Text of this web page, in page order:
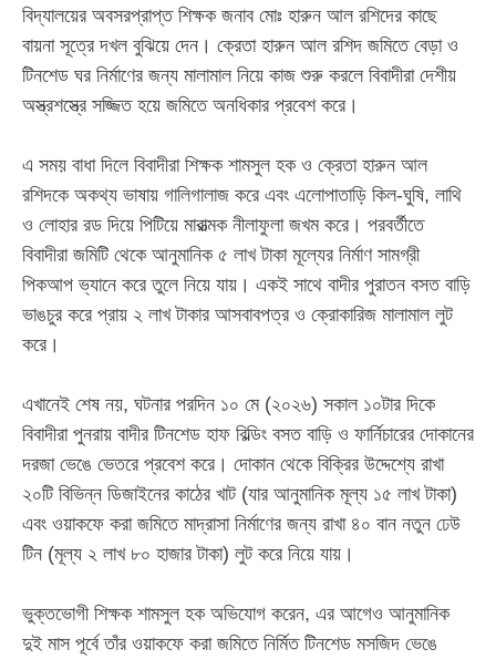
বিদ্যালয়ের অবসরপ্রাপ্ত শিক্ষক জনাব মোঃ হারুন আল রশিদের কাছে
বায়না সূত্রে দখল বুঝিয়ে দেন। ক্রেতা হারুন আল রশিদ জমিতে বেড়া ও
টিনশেড ঘর নির্মাণের জন্য মালামাল নিয়ে কাজ শুরু করলে বিবাদীরা দেশীয়
অস্ত্রশস্ত্রে সজ্জিত হয়ে জমিতে অনধিকার প্রবেশ করে।
‎​এ সময় বাধা দিলে বিবাদীরা শিক্ষক শামসুল হক ও ক্রেতা হারুন আল
রশিদকে অকথ্য ভাষায় গালিগালাজ করে এবং এলোপাতাড়ি কিল-ঘুষি, লাথি
ও লোহার রড দিয়ে পিটিয়ে মারাত্মক নীলাফুলা জখম করে। পরবর্তীতে
বিবাদীরা জমিটি থেকে আনুমানিক ৫ লাখ টাকা মূল্যের নির্মাণ সামগ্রী
পিকআপ ভ্যানে করে তুলে নিয়ে যায়। একই সাথে বাদীর পুরাতন বসত বাড়ি
ভাঙচুর করে প্রায় ২ লাখ টাকার আসবাবপত্র ও ক্রোকারিজ মালামাল লুট
করে।
‎​এখানেই শেষ নয়, ঘটনার পরদিন ১০ মে (২০২৬) সকাল ১০টার দিকে
বিবাদীরা পুনরায় বাদীর টিনশেড হাফ বিল্ডিং বসত বাড়ি ও ফার্নিচারের দোকানের
দরজা ভেঙে ভেতরে প্রবেশ করে। দোকান থেকে বিক্রির উদ্দেশ্যে রাখা
২০টি বিভিন্ন ডিজাইনের কাঠের খাট (যার আনুমানিক মূল্য ১৫ লাখ টাকা)
এবং ওয়াকফে করা জমিতে মাদ্রাসা নির্মাণের জন্য রাখা ৪০ বান নতুন ঢেউ
টিন (মূল্য ২ লাখ ৮০ হাজার টাকা) লুট করে নিয়ে যায়।
‎​ভুক্তভোগী শিক্ষক শামসুল হক অভিযোগ করেন, এর আগেও আনুমানিক
দুই মাস পূর্বে তাঁর ওয়াকফে করা জমিতে নির্মিত টিনশেড মসজিদ ভেঙে